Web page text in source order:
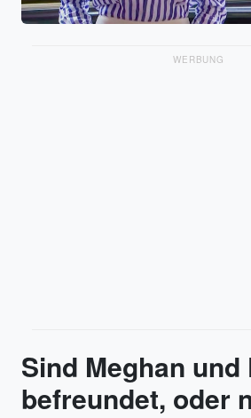
WERBUNG
Sind Meghan und
befreundet, oder